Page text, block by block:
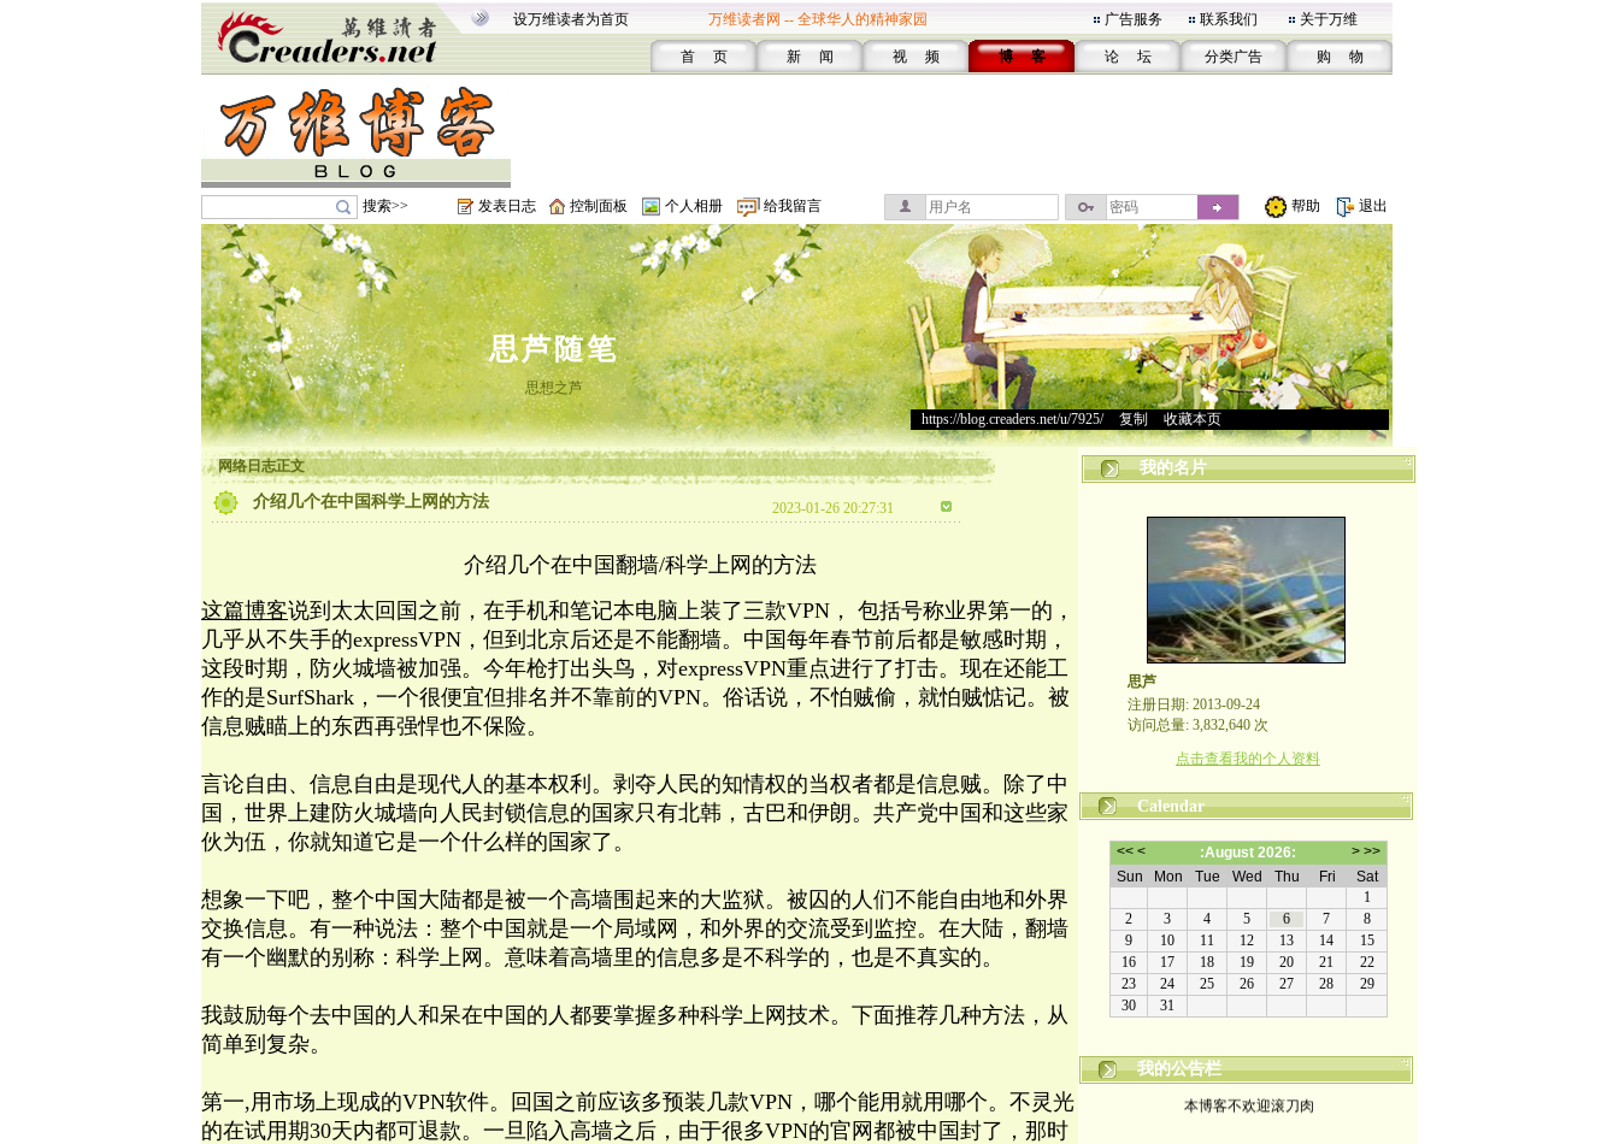
设万维读者为首页 万维读者网 -- 全球华人的精神家园 广告服务 联系我们 关于万维
首 页 新 闻 视 频 博 客 论 坛 分类广告 购 物
搜索>> 发表日志 控制面板 个人相册 给我留言 帮助 退出
思芦随笔
思想之芦
https://blog.creaders.net/u/7925/> 复制 收藏本页
网络日志正文
介绍几个在中国科学上网的方法 2023-01-26 20:27:31
介绍几个在中国翻墙/科学上网的方法
这篇博客说到太太回国之前，在手机和笔记本电脑上装了三款VPN， 包括号称业界第一的，
几乎从不失手的expressVPN，但到北京后还是不能翻墙。中国每年春节前后都是敏感时期，
这段时期，防火城墙被加强。今年枪打出头鸟，对expressVPN重点进行了打击。现在还能工
作的是SurfShark，一个很便宜但排名并不靠前的VPN。俗话说，不怕贼偷，就怕贼惦记。被
信息贼瞄上的东西再强悍也不保险。
言论自由、信息自由是现代人的基本权利。剥夺人民的知情权的当权者都是信息贼。除了中
国，世界上建防火城墙向人民封锁信息的国家只有北韩，古巴和伊朗。共产党中国和这些家
伙为伍，你就知道它是一个什么样的国家了。
想象一下吧，整个中国大陆都是被一个高墙围起来的大监狱。被囚的人们不能自由地和外界
交换信息。有一种说法：整个中国就是一个局域网，和外界的交流受到监控。在大陆，翻墙
有一个幽默的别称：科学上网。意味着高墙里的信息多是不科学的，也是不真实的。
我鼓励每个去中国的人和呆在中国的人都要掌握多种科学上网技术。下面推荐几种方法，从
简单到复杂。
第一,用市场上现成的VPN软件。回国之前应该多预装几款VPN，哪个能用就用哪个。不灵光
的在试用期30天内都可退款。一旦陷入高墙之后，由于很多VPN的官网都被中国封了，那时
我的名片
思芦
注册日期: 2013-09-24
访问总量: 3,832,640 次
点击查看我的个人资料
Calendar
我的公告栏